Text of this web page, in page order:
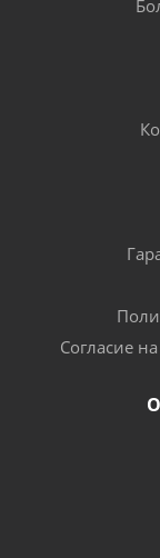
Согласие